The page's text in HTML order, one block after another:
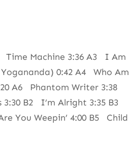
Machine 3:36 A3 I Am
0:42 A4 Who Am
A6 Phantom Writer 3:38
B2 I’m Alright 3:35 B3
You Weepin’ 4:00 B5 Child